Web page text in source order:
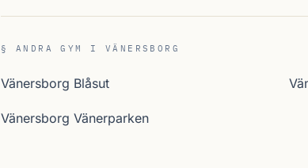
§ ANDRA GYM I VÄNERSBORG
Vänersborg Blåsut
Vänersborg Vänerparken